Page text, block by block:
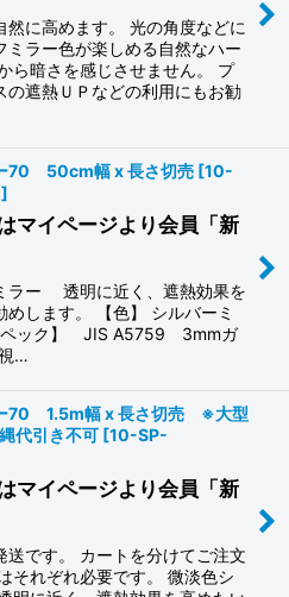
然に高めます。 光の角度などに
ミラー色が楽しめる自然なハー
ら暗さを感じさせません。 プ
の遮熱ＵＰなどの利用にもお勧
70 50cm幅 x 長さ切売 [10-
]
マイページより会員「新
ラー 透明に近く、遮熱効果を
めします。 【色】 シルバーミ
ペック】 JIS A5759 3mmガ
…
70 1.5m幅 x 長さ切売 ※大型
代引き不可 [10-SP-
マイページより会員「新
送です。 カートを分けてご注文
それぞれ必要です。 微淡色シ